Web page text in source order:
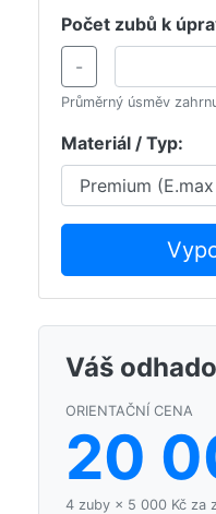
Počet zubů k
-
Průměrný úsměv
Materiál / Typ:
Váš
ORIENTAČNÍ CENA
20
4 zuby × 5 000 Kč za